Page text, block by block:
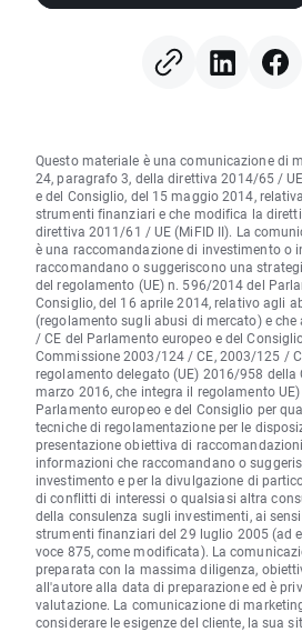
Questo materiale è una comunicazione di
24, paragrafo 3, della direttiva 2014/65 /
e del Consiglio, del 15 maggio 2014,
strumenti finanziari e che modifica la
direttiva 2011/61 / UE (MiFID II). La
è una raccomandazione di investimento o
raccomandano o suggeriscono una
del regolamento (UE) n. 596/2014 del
Consiglio, del 16 aprile 2014, relativo agli
(regolamento sugli abusi di mercato) e
/ CE del Parlamento europeo e del
Commissione 2003/124 / CE, 2003/125 /
regolamento delegato (UE) 2016/958 della
marzo 2016, che integra il regolamento
Parlamento europeo e del Consiglio per
tecniche di regolamentazione per le
presentazione obiettiva di
informazioni che raccomandano o
investimento e per la divulgazione di
di conflitti di interessi o qualsiasi altra
della consulenza sugli investimenti, ai
strumenti finanziari del 29 luglio 2005 (ad
voce 875, come modificata). La
preparata con la massima diligenza,
all'autore alla data di preparazione ed è
valutazione. La comunicazione di
considerare le esigenze del cliente, la sua